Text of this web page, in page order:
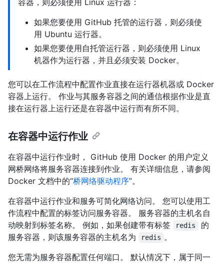
容器，则必须使用 Linux 运行器：
如果您要使用 GitHub 托管的运行器，则必须使
用 Ubuntu 运行器。
如果您要使用自托管运行器，则必须使用 Linux
机器作为运行器，并且必须安装 Docker。
您可以在工作流程中配置作业直接在运行器机器或 Docker
容器上运行。 作业与其服务容器之间的通信根据作业是直
接在运行器上运行还是在容器中运行而有所不同。
在容器中运行作业
在容器中运行作业时， GitHub 使用 Docker 的用户定义
网桥网络将服务容器连接到作业。 有关详细信息，请参阅
Docker 文档中的“桥网络驱动程序”。
在容器中运行作业和服务可简化网络访问。 您可以使用工
作流程中配置的标签访问服务容器。 服务容器的主机名自
动映射到标签名称。 例如，如果创建带有标签
redis
的
服务容器，则该服务容器的主机名为
redis 。
您无需为服务容器配置任何端口。 默认情况下，属于同一